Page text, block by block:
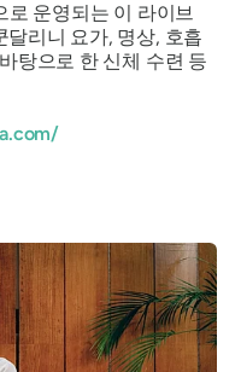
로 운영되는 이 라이브
리니 요가, 명상, 호흡
탕으로 한 신체 수련 등